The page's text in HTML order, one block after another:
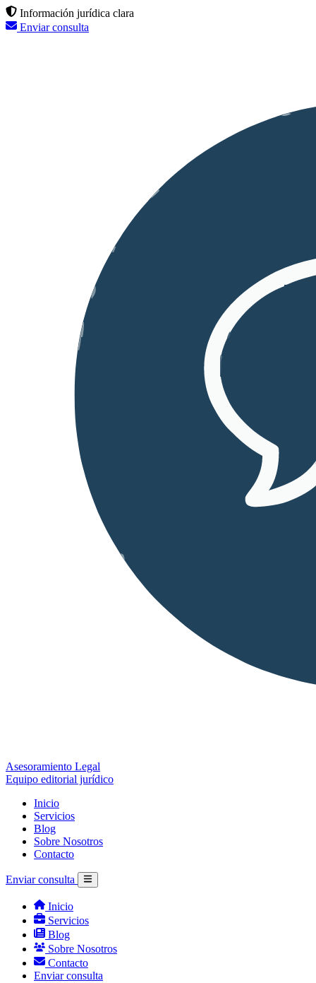
Información jurídica clara
Enviar consulta
Asesoramiento Legal
Equipo editorial jurídico
Inicio
Servicios
Blog
Sobre Nosotros
Contacto
Enviar consulta
Inicio
Servicios
Blog
Sobre Nosotros
Contacto
Enviar consulta